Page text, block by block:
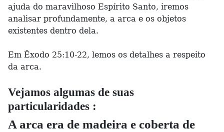
ajuda do maravilhoso Espírito Santo, iremos
analisar profundamente, a arca e os objetos
existentes dentro dela.
Em Êxodo 25:10-22, lemos os detalhes a respeito
da arca.
Vejamos algumas de suas
particularidades :
A arca era de madeira e coberta de